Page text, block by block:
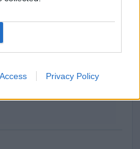
Privacy Policy
for the digital and